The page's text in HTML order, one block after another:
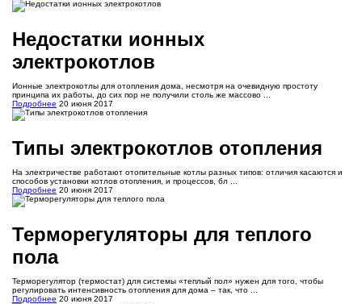
Недостатки ионных
электрокотлов
Ионные электрокотлы для отопления дома, несмотря на очевидную простоту
принципа их работы, до сих пор не получили столь же массово ...
Подробнее 20 июня 2017
Типы электрокотлов отопления
На электричестве работают отопительные котлы разных типов: отличия касаются и
способов установки котлов отопления, и процессов, бл ...
Подробнее 20 июня 2017
Терморегуляторы для теплого
пола
Терморегулятор (термостат) для системы «теплый пол» нужен для того, чтобы
регулировать интенсивность отопления для дома – так, что ...
Подробнее 20 июня 2017